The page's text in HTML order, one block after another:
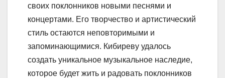
своих поклонников новыми песнями и
концертами. Его творчество и артистический
стиль остаются неповторимыми и
запоминающимися. Кибиреву удалось
создать уникальное музыкальное наследие,
которое будет жить и радовать поклонников